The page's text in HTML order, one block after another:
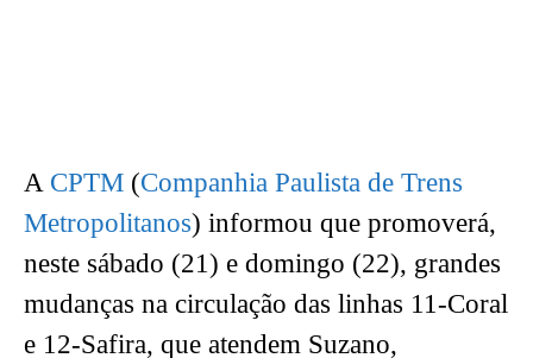
A CPTM (Companhia Paulista de Trens
Metropolitanos) informou que promoverá,
neste sábado (21) e domingo (22), grandes
mudanças na circulação das linhas 11-Coral
e 12-Safira, que atendem Suzano,